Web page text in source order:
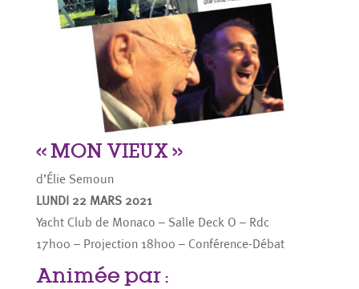
« MON VIEUX »
d’Élie Semoun
LUNDI 22 MARS 2021
Yacht Club de Monaco – Salle Deck O – Rdc
17h00 – Projection 18h00 – Conférence-Débat
Animée par :